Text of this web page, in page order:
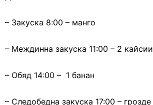
– Закуска 8:00 – манго
– Междинна закуска 11:00 – 2 кайсии
– Обяд 14:00 – 1 банан
– Следобедна закуска 17:00 – грозде